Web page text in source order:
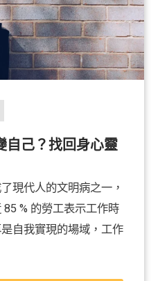
自己？找回身心靈
現代人的文明病之一，
% 的勞工表示工作時
自我實現的場域，工作